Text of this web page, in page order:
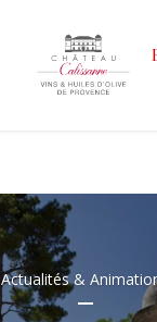
Actualités &